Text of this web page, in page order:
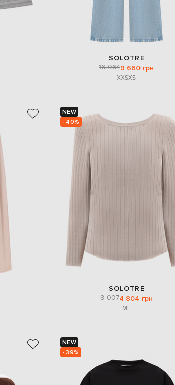
SOLOTRE
16 0649 660 грн
XXSXS
NEW
- 40%
SOLOTRE
8 0074 804 грн
ML
NEW
- 39%